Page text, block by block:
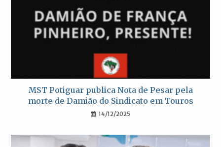
MST Potiguar publica Nota de Pesar pela
morte de Damião do Sindicato em Touros
14/12/2025